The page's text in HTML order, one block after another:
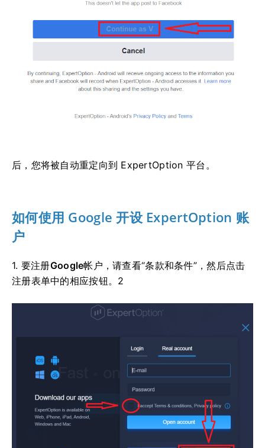
后，您将被自动重定向到 ExpertOption 平台。
如何使用 Google 开设 ExpertOption 账
户
1. 要注册Google帐户，请查看“条款和条件”，然后点击
注册表单中的相应按钮。2